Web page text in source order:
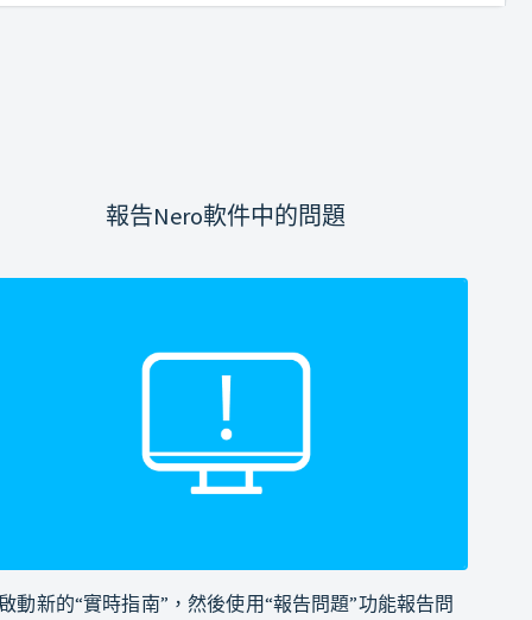
報告Nero軟件中的問題
動新的“實時指南”，然後使用“報告問題”功能報告問